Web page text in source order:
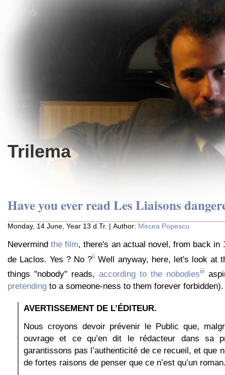
Trilema
Have you ever read Les Liaisons
Monday, 14 June, Year 13 d.Tr. | Author: Mircea Popescu
Nevermindthe film, there's an actual novel, from back in
de Laclos. Yes ? No ?ii Well anyway, here, let's look at
things "nobody" reads, according to the nobodiesiii
pretending to a someone-ness to them forever forbidden).
AVERTISSEMENT DE L’ÉDITEUR.
Nous croyons devoir prévenir le Public que,
ouvrage et ce qu’en dit le rédacteur dans sa
garantissons pas l’authenticité de ce recueil, et que
de fortes raisons de penser que ce n’est qu’un